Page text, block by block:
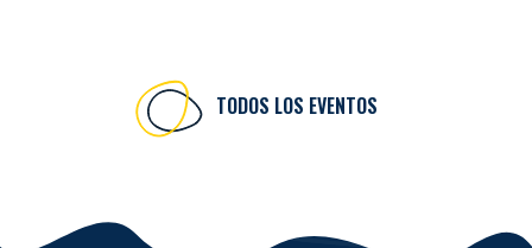
TODOS LOS EVENTOS